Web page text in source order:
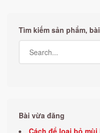
Tìm kiếm sản phẩm,
Bài vừa đăng